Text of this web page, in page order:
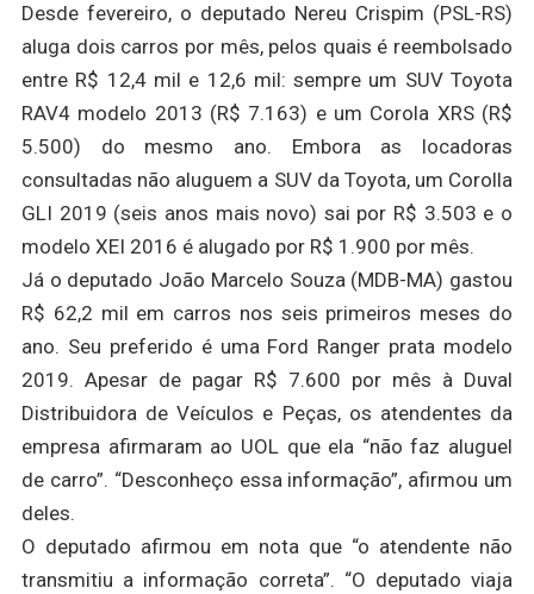
Desde fevereiro, o deputado Nereu Crispim (PSL-RS)
aluga dois carros por mês, pelos quais é reembolsado
entre R$ 12,4 mil e 12,6 mil: sempre um SUV Toyota
RAV4 modelo 2013 (R$ 7.163) e um Corola XRS (R$
5.500) do mesmo ano. Embora as locadoras
consultadas não aluguem a SUV da Toyota, um Corolla
GLI 2019 (seis anos mais novo) sai por R$ 3.503 e o
modelo XEI 2016 é alugado por R$ 1.900 por mês.
Já o deputado João Marcelo Souza (MDB-MA) gastou
R$ 62,2 mil em carros nos seis primeiros meses do
ano. Seu preferido é uma Ford Ranger prata modelo
2019. Apesar de pagar R$ 7.600 por mês à Duval
Distribuidora de Veículos e Peças, os atendentes da
empresa afirmaram ao UOL que ela “não faz aluguel
de carro”. “Desconheço essa informação”, afirmou um
deles.
O deputado afirmou em nota que “o atendente não
transmitiu a informação correta”. “O deputado viaja